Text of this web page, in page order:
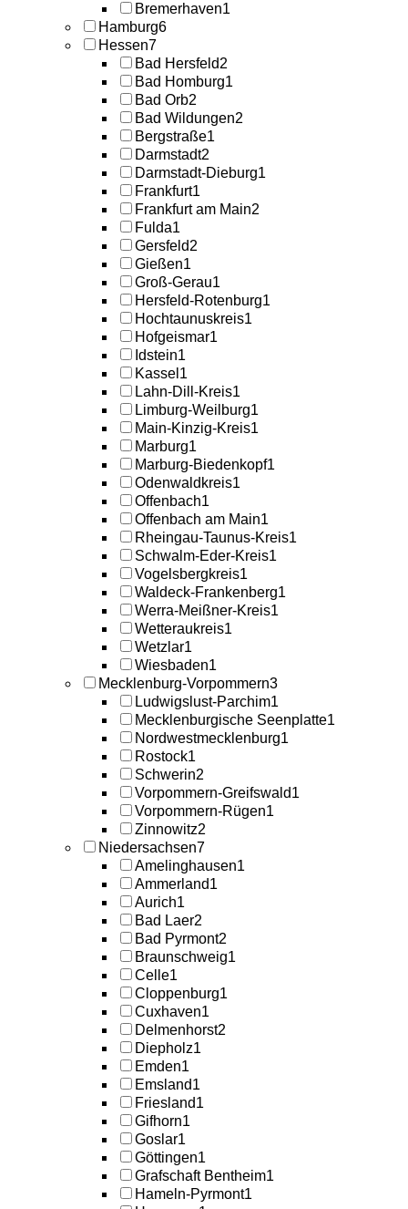
Bremerhaven1
Hamburg6
Hessen7
Bad Hersfeld2
Bad Homburg1
Bad Orb2
Bad Wildungen2
Bergstraße1
Darmstadt2
Darmstadt-Dieburg1
Frankfurt1
Frankfurt am Main2
Fulda1
Gersfeld2
Gießen1
Groß-Gerau1
Hersfeld-Rotenburg1
Hochtaunuskreis1
Hofgeismar1
Idstein1
Kassel 1
Lahn-Dill-Kreis1
Limburg-Weilburg1
Main-Kinzig-Kreis1
Marburg1
Marburg-Biedenkopf1
Odenwaldkreis1
Offenbach1
Offenbach am Main1
Rheingau-Taunus-Kreis1
Schwalm-Eder-Kreis1
Vogelsbergkreis1
Waldeck-Frankenberg1
Werra-Meißner-Kreis1
Wetteraukreis1
Wetzlar1
Wiesbaden1
Mecklenburg-Vorpommern3
Ludwigslust-Parchim1
Mecklenburgische Seenplatte1
Nordwestmecklenburg1
Rostock1
Schwerin2
Vorpommern-Greifswald1
Vorpommern-Rügen1
Zinnowitz2
Niedersachsen7
Amelinghausen1
Ammerland1
Aurich1
Bad Laer2
Bad Pyrmont2
Braunschweig1
Celle1
Cloppenburg1
Cuxhaven1
Delmenhorst2
Diepholz1
Emden1
Emsland1
Friesland1
Gifhorn1
Goslar1
Göttingen1
Grafschaft Bentheim1
Hameln-Pyrmont1